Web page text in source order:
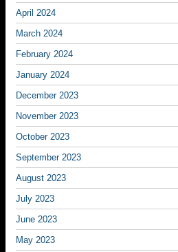
April 2024
March 2024
February 2024
January 2024
December 2023
November 2023
October 2023
September 2023
August 2023
July 2023
June 2023
May 2023